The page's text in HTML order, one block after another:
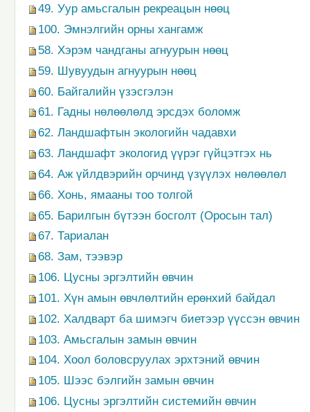
49. Уур амьсгалын рекреацын нөөц
100. Эмнэлгийн орны хангамж
58. Хэрэм чандганы агнуурын нөөц
59. Шувуудын агнуурын нөөц
60. Байгалийн үзэсгэлэн
61. Гадны нөлөөлөлд эрсдэх боломж
62. Ландшафтын экологийн чадавхи
63. Ландшафт экологид үүрэг гүйцэтгэх нь
64. Аж үйлдвэрийн орчинд үзүүлэх нөлөөлөл
66. Хонь, ямааны тоо толгой
65. Барилгын бүтээн босголт (Оросын тал)
67. Тариалан
68. Зам, тээвэр
106. Цусны эргэлтийн өвчин
101. Хүн амын өвчлөлтийн ерөнхий байдал
102. Халдварт ба шимэгч биетээр үүссэн өвчин
103. Амьсгалын замын өвчин
104. Хоол боловсруулах эрхтэний өвчин
105. Шээс бэлгийн замын өвчин
106. Цусны эргэлтийн системийн өвчин